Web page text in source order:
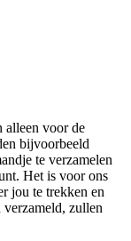
alleen voor de
bijvoorbeeld
te verzamelen
Het is voor ons
jou te trekken en
zullen